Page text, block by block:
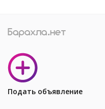
Подать объявление